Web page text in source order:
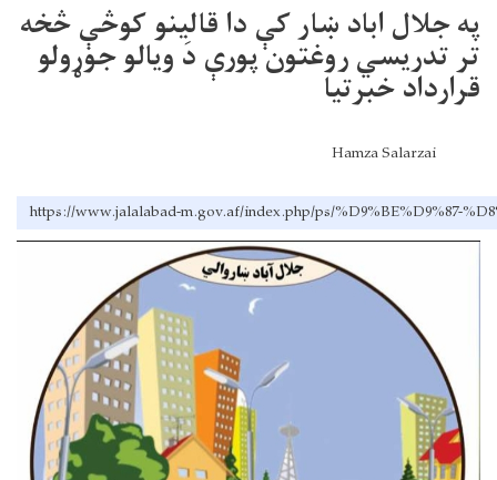
په جلال اباد ښار کې دا قالينو کوڅې څخه
تر تدريسي روغتون پورې دَ ويالو جوړولو
قرارداد خبرتیا
Hamza Salarzai
https://www.jalalabad-m.gov.af/index.php/ps/%D9%BE%D9%87-